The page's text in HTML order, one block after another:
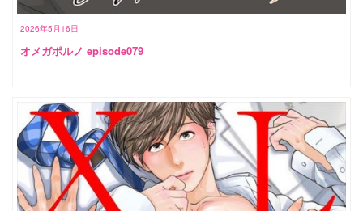
2026年5月16日
オメガポルノ episode079